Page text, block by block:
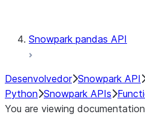
Snowpark pandas API
Desenvolvedor Snowpark API
Python Snowpark APIs
You are viewing